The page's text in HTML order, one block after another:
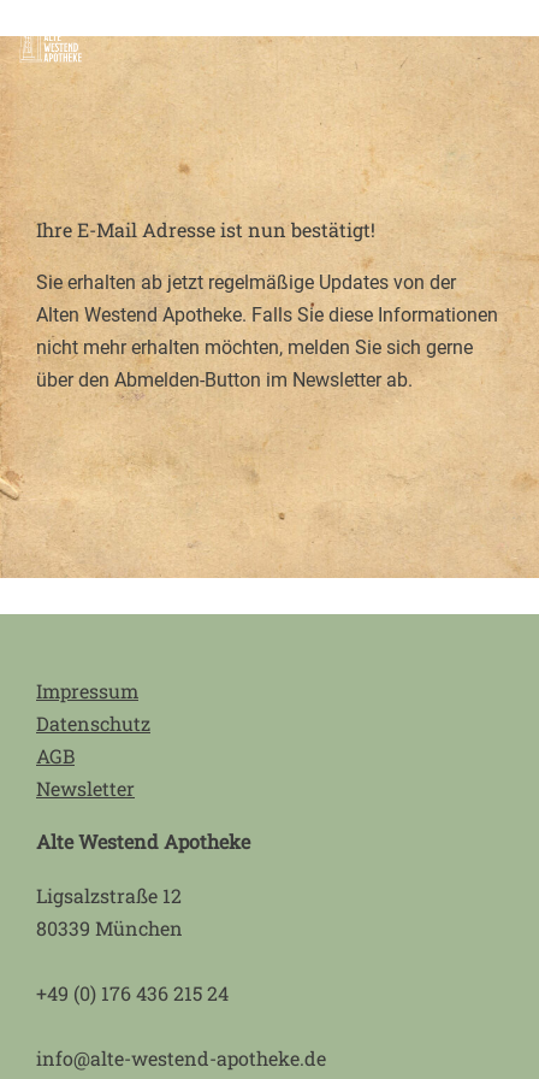
Inhalt
springen
Westend
Apotheke
Ihre E-Mail Adresse ist nun bestätigt!
Sie erhalten ab jetzt regelmäßige Updates von der
Alten Westend Apotheke. Falls Sie diese Informationen
nicht mehr erhalten möchten, melden Sie sich gerne
über den Abmelden-Button im Newsletter ab.
Impressum
Datenschutz
AGB
Newsletter
Alte Westend Apotheke
Ligsalzstraße 12
80339 München
+49 (0) 176 436 215 24
info@alte-westend-apotheke.de